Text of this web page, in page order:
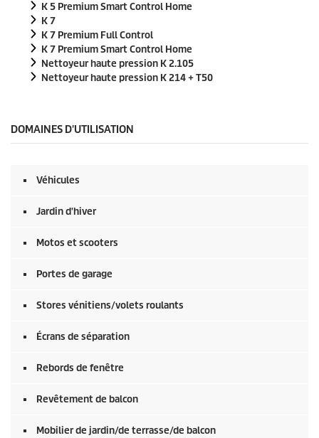
K 5 Premium Smart Control Home
K 7
K 7 Premium Full Control
K 7 Premium Smart Control Home
Nettoyeur haute pression K 2.105
Nettoyeur haute pression K 214 + T50
DOMAINES D'UTILISATION
Véhicules
Jardin d'hiver
Motos et scooters
Portes de garage
Stores vénitiens/volets roulants
Écrans de séparation
Rebords de fenêtre
Revêtement de balcon
Mobilier de jardin/de terrasse/de balcon